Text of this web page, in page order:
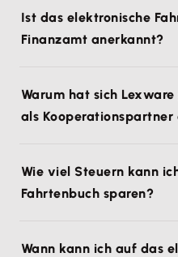
Ist das elektronische
Finanzamt anerkannt?
Warum hat sich
als Kooperationspartner
Wie viel Steuern kann
Fahrtenbuch sparen?
Wann kann ich auf das